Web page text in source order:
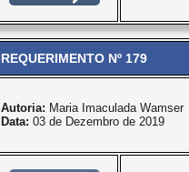
REQUERIMENTO Nº 179
Autoria: Maria Imaculada Wamser
Data: 03 de Dezembro de 2019